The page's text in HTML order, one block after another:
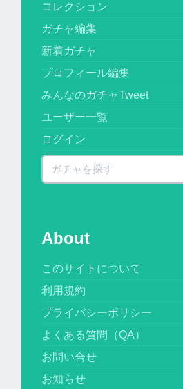
コレクション
ガチャ編集
新着ガチャ
プロフィール編集
みんなのガチャTweet
ユーザー一覧
ログイン
About
このサイトについて
利用規約
プライバシーポリシー
よくある質問（QA）
お問い合せ
お知らせ